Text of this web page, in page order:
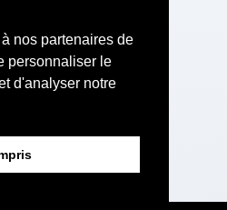
nos partenaires de
personnaliser le
d'analyser notre